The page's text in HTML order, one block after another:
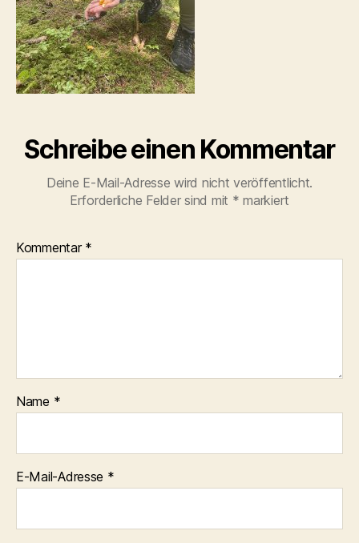
Schreibe einen Kommentar
Deine E-Mail-Adresse wird nicht veröffentlicht.
Erforderliche Felder sind mit * markiert
Kommentar *
Name *
E-Mail-Adresse *